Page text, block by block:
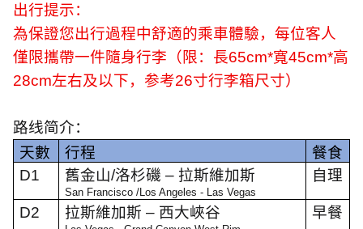
出行提示：
為保證您出行過程中舒適的乘車體驗，每位客人
僅限攜帶一件隨身行李（限：長65cm*寬45cm*高
28cm左右及以下，参考26寸行李箱尺寸）
路线简介：
天數
行程
餐食
D1
舊金山/洛杉磯– 拉斯維加斯
San Francisco /Los Angeles - Las Vegas
自理
D2 拉斯維加斯– 西大峽谷 早餐